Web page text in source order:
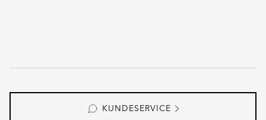
KUNDESERVICE